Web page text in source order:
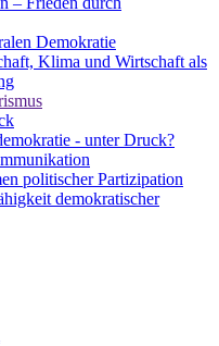
Demokratie
Klima und Wirtschaft als
- unter Druck?
politischer Partizipation
demokratischer